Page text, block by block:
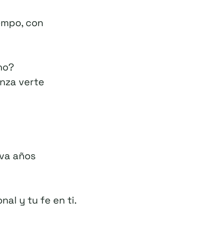
con
verte
años
y tu fe en ti.